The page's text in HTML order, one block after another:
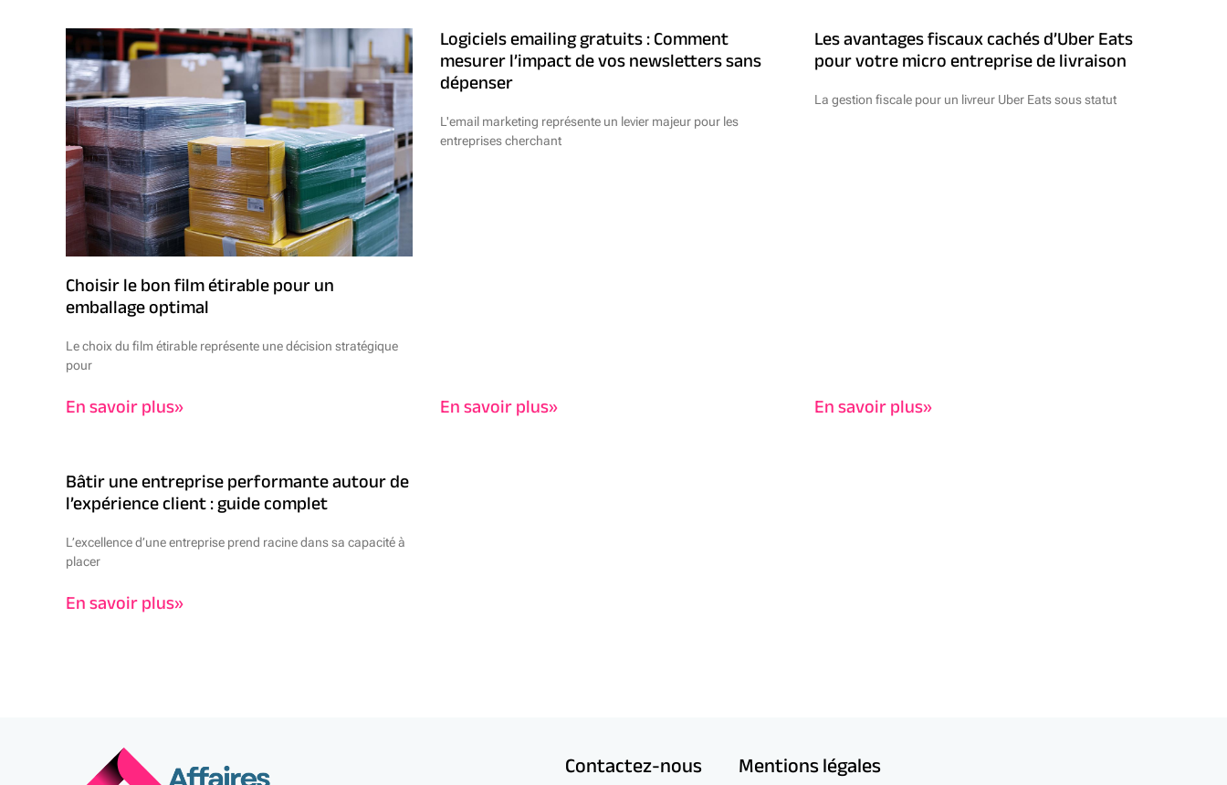
Choisir le bon film étirable pour un
emballage optimal
Le choix du film étirable représente une décision stratégique
pour
En savoir plus»
Logiciels emailing gratuits : Comment
mesurer l’impact de vos newsletters sans
dépenser
L'email marketing représente un levier majeur pour les
entreprises cherchant
En savoir plus»
Les avantages fiscaux cachés d’Uber Eats
pour votre micro entreprise de livraison
La gestion fiscale pour un livreur Uber Eats sous statut
En savoir plus»
Bâtir une entreprise performante autour de
l’expérience client : guide complet
L’excellence d’une entreprise prend racine dans sa capacité à
placer
En savoir plus»
Contactez-nous Mentions légales